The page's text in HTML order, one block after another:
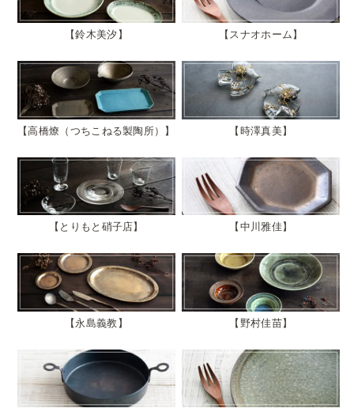
鈴木美汐 スナオホーム
高橋燎（つちこねる製陶所） 時澤真美
とりもと硝子店 中川雅佳
永島義教 野村佳苗